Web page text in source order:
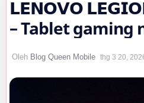
𝗟𝗘𝗡𝗢𝗩𝗢
– Tablet gaming
sức mạnh